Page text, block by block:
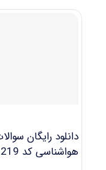
هواشناسی کد 2219